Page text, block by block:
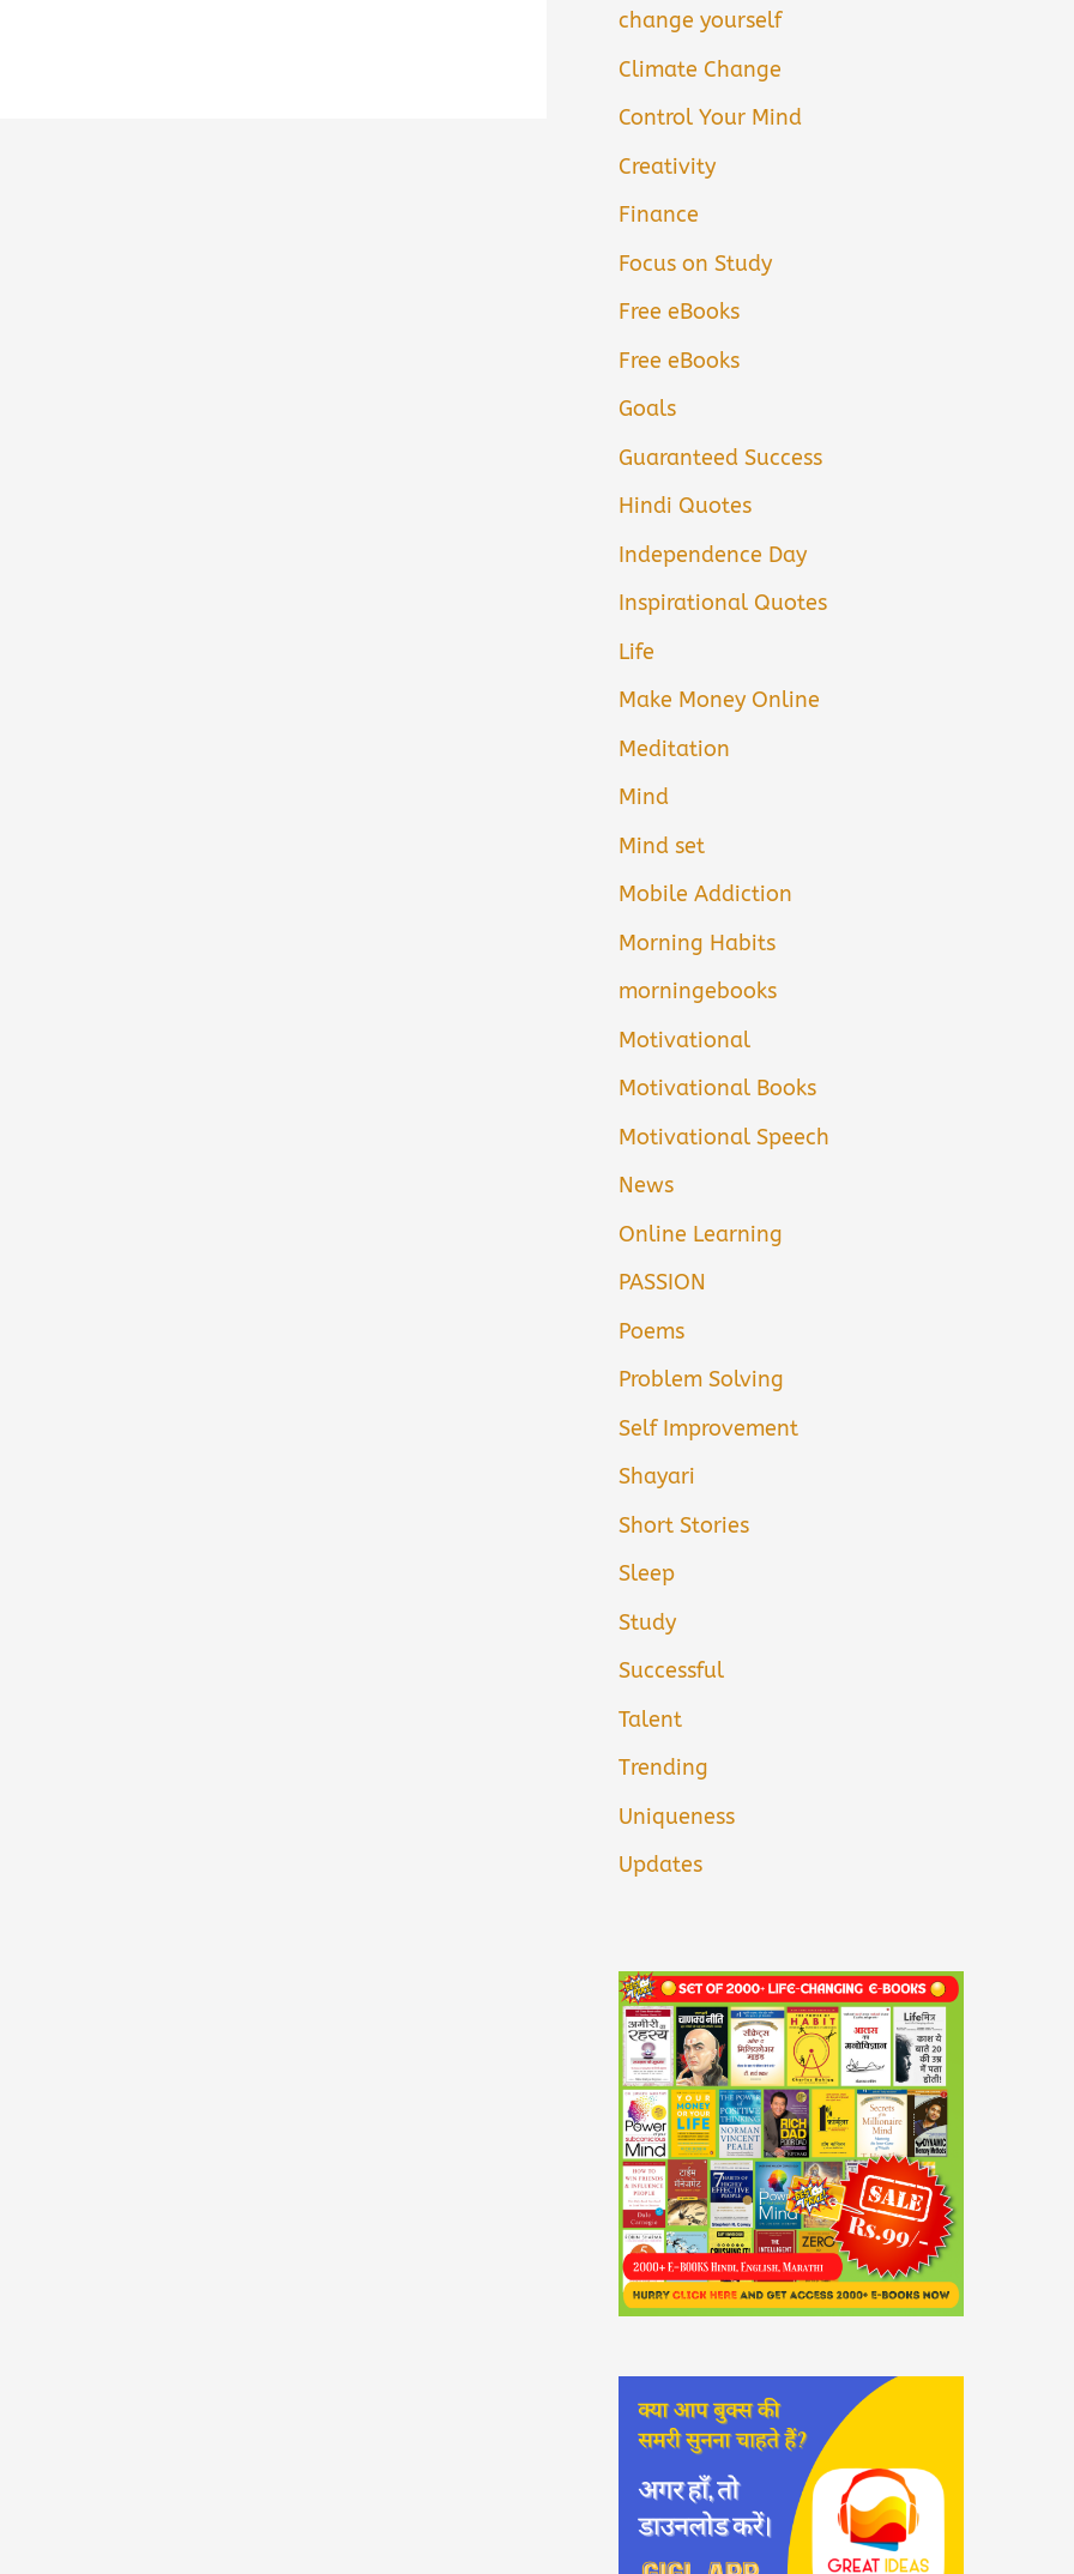
change yourself
Climate Change
Control Your Mind
Creativity
Finance
Focus on Study
Free eBooks
Free eBooks
Goals
Guaranteed Success
Hindi Quotes
Independence Day
Inspirational Quotes
Life
Make Money Online
Meditation
Mind
Mind set
Mobile Addiction
Morning Habits
morningebooks
Motivational
Motivational Books
Motivational Speech
News
Online Learning
PASSION
Poems
Problem Solving
Self Improvement
Shayari
Short Stories
Sleep
Study
Successful
Talent
Trending
Uniqueness
Updates